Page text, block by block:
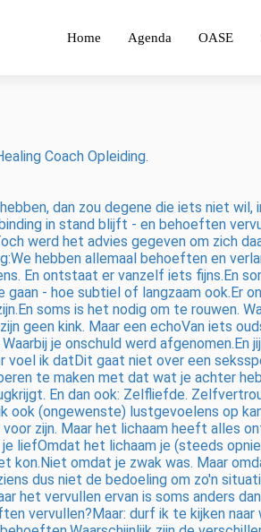
Home Agenda OASE
Coach Opleiding.
dan zou degene die iets niet
in stand blijft - en behoeften
werd het advies gegeven om zich
hebben allemaal behoeften en
En ontstaat er vanzelf iets fijns.En
gaan - hoe subtiel of langzaam
soms is het nodig om te rouwen.
geen kink. Maar een echoVan iets
je onschuld werd
ik datDit gaat niet over een
te maken met dat wat je achter
En dan ook: Zelfliefde.
ook (ongewenste) lustgevoelens op
zijn. Maar het lichaam heeft alles
liefOmdat het lichaam je (steeds
kon.Niet omdat je zwak was. Maar
dus niet de bedoeling om zo'n
het vervullen ervan is soms anders
vervullen?Maar: durf ik te kijken